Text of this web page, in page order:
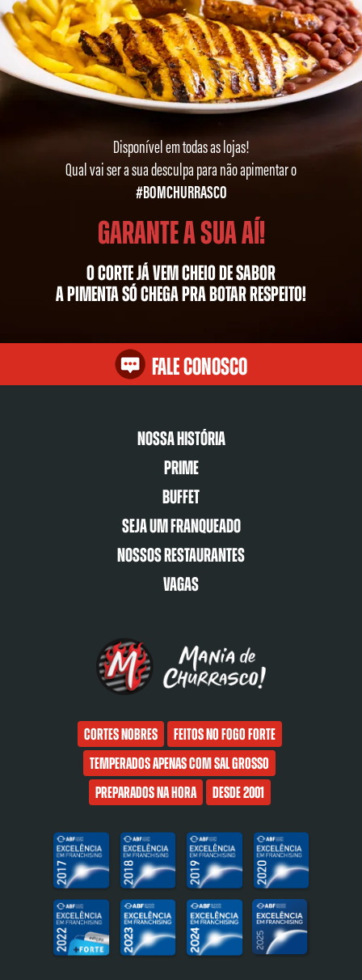
Disponível em todas as lojas!
Qual vai ser a sua desculpa para não apimentar o
#BOMCHURRASCO
Garante a sua aí!
O corte já vem cheio de sabor
A pimenta só chega pra botar respeito!
Fale Conosco
Nossa História
Prime
Buffet
Seja um franqueado
Nossos restaurantes
Vagas
Cortes nobres
Feitos no fogo forte
Temperados apenas com sal grosso
Preparados na hora
Desde 2001